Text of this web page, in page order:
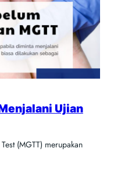
Ujian
(MGTT) merupakan